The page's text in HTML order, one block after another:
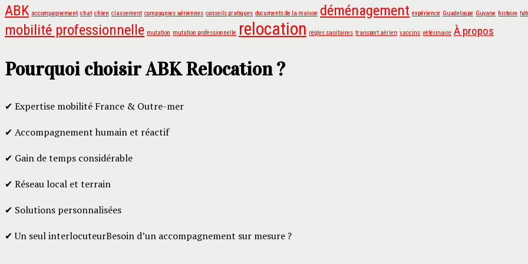
ABK accompagnement chat chien classement compagnies aériennes conseils pratiques documents de la maison déménagement expérience Guadeloupe Guyane histoire
mobilité professionnelle mutation mutation professionnelle relocation règles sanitaires transport aérien vaccins vétérinaire À propos
Pourquoi choisir ABK Relocation ?
✔ Expertise mobilité France & Outre-mer
✔ Accompagnement humain et réactif
✔ Gain de temps considérable
✔ Réseau local et terrain
✔ Solutions personnalisées
✔ Un seul interlocuteurBesoin d’un accompagnement sur mesure ?